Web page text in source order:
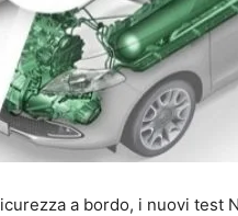
a bordo, i nuovi test